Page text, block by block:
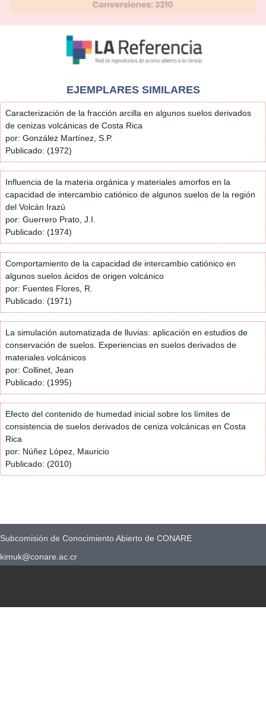
EJEMPLARES SIMILARES
Caracterización de la fracción arcilla en algunos suelos derivados
de cenizas volcánicas de Costa Rica
por: González Martínez, S.P.
Publicado: (1972)
Influencia de la materia orgánica y materiales amorfos en la
capacidad de intercambio catiónico de algunos suelos de la región
del Volcán Irazú
por: Guerrero Prato, J.I.
Publicado: (1974)
Comportamiento de la capacidad de intercambio catiónico en
algunos suelos ácidos de origen volcánico
por: Fuentes Flores, R.
Publicado: (1971)
La simulación automatizada de lluvias: aplicación en estudios de
conservación de suelos. Experiencias en suelos derivados de
materiales volcánicos
por: Collinet, Jean
Publicado: (1995)
Efecto del contenido de humedad inicial sobre los límites de
consistencia de suelos derivados de ceniza volcánicas en Costa
Rica
por: Núñez López, Mauricio
Publicado: (2010)
Subcomisión de Conocimiento Abierto de CONARE
kimuk@conare.ac.cr